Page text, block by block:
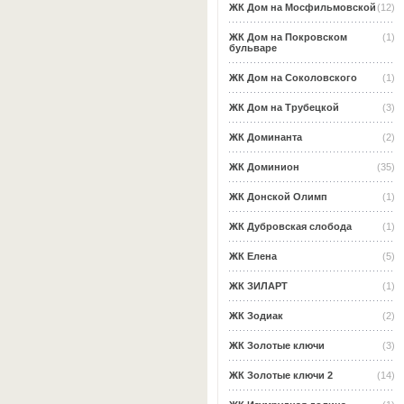
(12)
ЖК Дом на Мосфильмовской
(1)
ЖК Дом на Покровском
бульваре
(1)
ЖК Дом на Соколовского
(3)
ЖК Дом на Трубецкой
(2)
ЖК Доминанта
(35)
ЖК Доминион
(1)
ЖК Донской Олимп
(1)
ЖК Дубровская слобода
(5)
ЖК Елена
(1)
ЖК ЗИЛАРТ
(2)
ЖК Зодиак
(3)
ЖК Золотые ключи
(14)
ЖК Золотые ключи 2